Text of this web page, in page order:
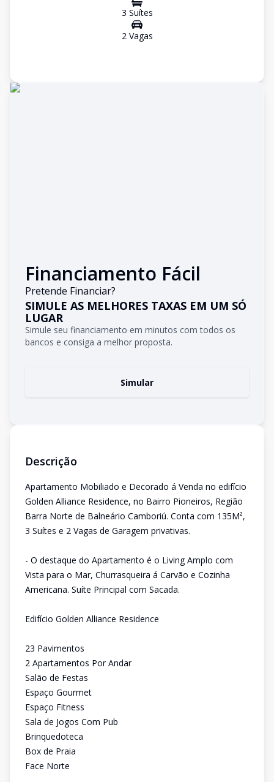
3 Suítes
2Vagas
Financiamento Fácil
Pretende Financiar?
SIMULE AS MELHORES TAXAS EM UM SÓ
LUGAR
Simule seu financiamento em minutos com todos os
bancos e consiga a melhor proposta.
Simular
Descrição
Apartamento Mobiliado e Decorado á Venda no edifício
Golden Alliance Residence, no Bairro Pioneiros, Região
Barra Norte de Balneário Camboriú. Conta com 135M²,
3 Suítes e 2 Vagas de Garagem privativas.
- O destaque do Apartamento é o Living Amplo com
Vista para o Mar, Churrasqueira á Carvão e Cozinha
Americana. Suíte Principal com Sacada.
Edifício Golden Alliance Residence
23 Pavimentos
2 Apartamentos Por Andar
Salão de Festas
Espaço Gourmet
Espaço Fitness
Sala de Jogos Com Pub
Brinquedoteca
Box de Praia
Face Norte